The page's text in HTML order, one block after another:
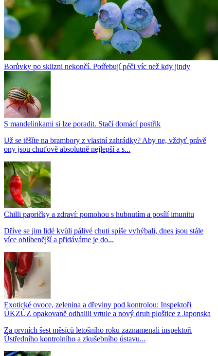
Borůvky po sklizni nekončí. Potřebují péči víc než kdy jindy
S mandelinkami si lze poradit. Stačí domácí postřik
Už se těšíte na brambory z vlastní zahrádky? Aby ne, vždyť právě
ony jsou chuťově absolutně nejlepší a s...
Chilli papričky a zdraví: pomohou s hubnutím a posílí imunitu
Dříve se jim lidé kvůli pálivé chuti spíše vyhýbali, dnes jsou stále
více oblíbenější a přidáváme je do...
Exotické ovoce, zelenina a dřeviny pod kontrolou: Inspektoři
ÚKZÚZ opakovaně odhalili vrtule a nový druh ploštice z Japonska
Za prvních šest měsíců letošního roku zaznamenali inspektoři
Ústředního kontrolního a zkušebního ústavu...